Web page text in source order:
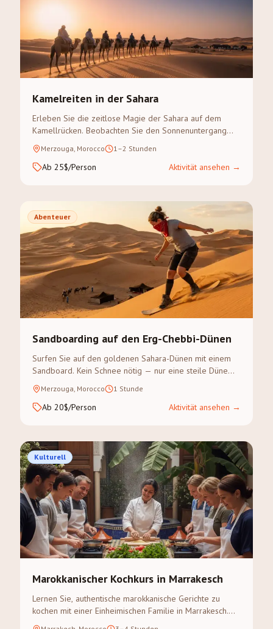
Kamelreiten in der Sahara
Erleben Sie die zeitlose Magie der Sahara auf dem
Kamellrücken. Beobachten Sie den Sonnenuntergang
über den goldenen Dünen des Erg Chebbi auf einem
geführten Kameltreck.
Merzouga, Morocco 1–2 Stunden
Ab 25$/Person Aktivität ansehen →
Abenteuer
Sandboarding auf den Erg-Chebbi-Dünen
Surfen Sie auf den goldenen Sahara-Dünen mit einem
Sandboard. Kein Schnee nötig — nur eine steile Düne
und Abenteuerlust.
Merzouga, Morocco 1 Stunde
Ab 20$/Person Aktivität ansehen →
Kulturell
Marokkanischer Kochkurs in Marrakesch
Lernen Sie, authentische marokkanische Gerichte zu
kochen mit einer Einheimischen Familie in Marrakesch.
Gewürzsouk-Besuch inklusive.